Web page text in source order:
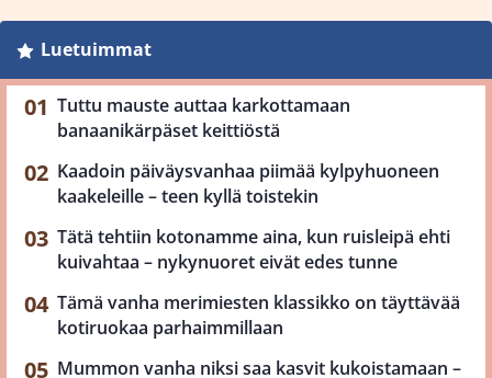
Luetuimmat
Tuttu mauste auttaa karkottamaan
banaanikärpäset keittiöstä
Kaadoin päiväysvanhaa piimää kylpyhuoneen
kaakeleille – teen kyllä toistekin
Tätä tehtiin kotonamme aina, kun ruisleipä ehti
kuivahtaa – nykynuoret eivät edes tunne
Tämä vanha merimiesten klassikko on täyttävää
kotiruokaa parhaimmillaan
Mummon vanha niksi saa kasvit kukoistamaan –